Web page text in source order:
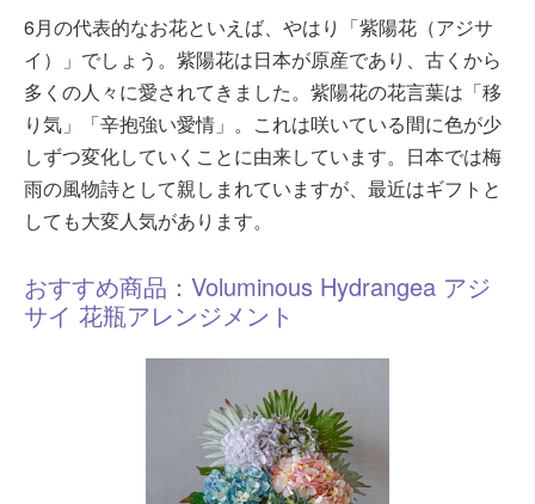
6月の代表的なお花といえば、やはり「紫陽花（アジサ
イ）」でしょう。紫陽花は日本が原産であり、古くから
多くの人々に愛されてきました。紫陽花の花言葉は「移
り気」「辛抱強い愛情」。これは咲いている間に色が少
しずつ変化していくことに由来しています。日本では梅
雨の風物詩として親しまれていますが、最近はギフトと
しても大変人気があります。
おすすめ商品：Voluminous Hydrangea アジ
サイ 花瓶アレンジメント